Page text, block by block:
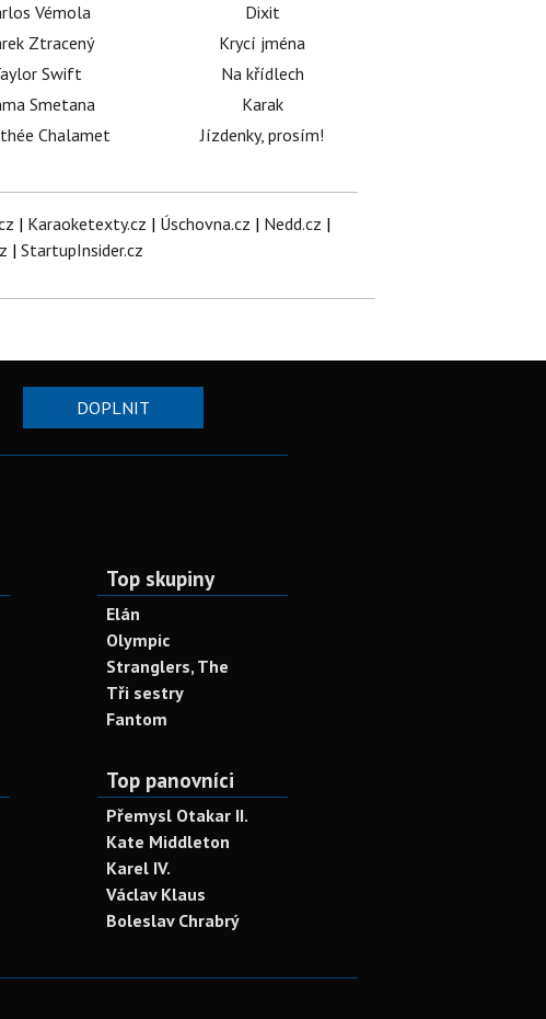
Vémola
Ztracený
Swift
Smetana
Chalamet
Dixit
Krycí jména
Na křídlech
Karak
Jízdenky, prosím!
| Karaoketexty.cz | Úschovna.cz | Nedd.cz |
| StartupInsider.cz
DOPLNIT
Top skupiny
Elán
Olympic
Stranglers, The
Tři sestry
Fantom
Top panovníci
Přemysl Otakar II.
Kate Middleton
Karel IV.
Václav Klaus
Boleslav Chrabrý